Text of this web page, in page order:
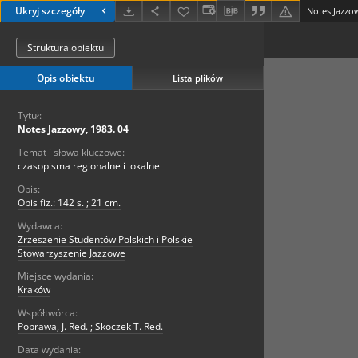
Ukryj szczegóły Notes
Struktura obiektu
Opis obiektu Lista plików
Tytuł:
Notes Jazzowy, 1983. 04
Temat i słowa kluczowe:
czasopisma regionalne i lokalne
Opis:
Opis fiz.: 142 s. ; 21 cm.
Wydawca:
Zrzeszenie Studentów Polskich i Polskie
Stowarzyszenie Jazzowe
Miejsce wydania:
Kraków
Współtwórca:
Poprawa, J. Red. ; Skoczek T. Red.
Data wydania: